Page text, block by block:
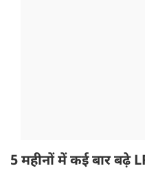
5 महीनों में कई बार बढ़े